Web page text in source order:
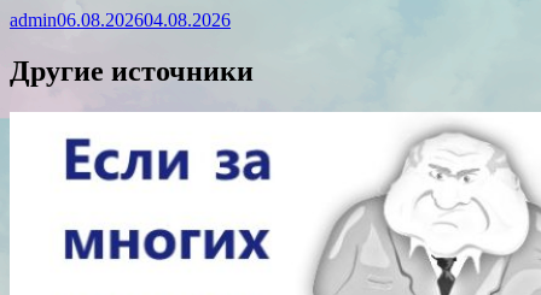
admin06.08.202604.08.2026
Другие источники